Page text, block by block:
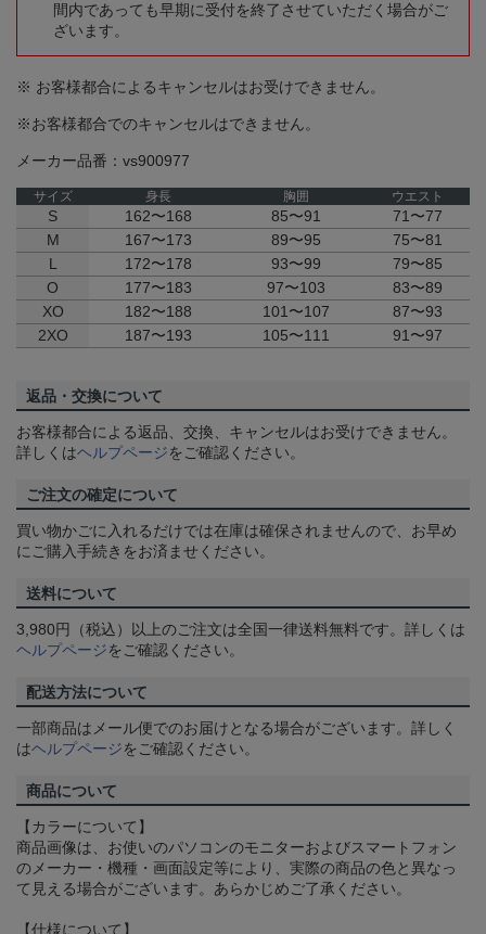
間内であっても早期に受付を終了させていただく場合がご
ざいます。
※ お客様都合によるキャンセルはお受けできません。
※お客様都合でのキャンセルはできません。
メーカー品番：vs900977
サイズ 身長 胸囲 ウエスト
S 162〜168 85〜91
71〜77
M
167〜173 89〜95
75〜81
L
172〜178 93〜99
79〜85
O
177〜183 97〜103
83〜89
XO
182〜188 101〜107
87〜93
2XO
187〜193 105〜111 91〜97
返品・交換について
お客様都合による返品、交換、キャンセルはお受けできません。
詳しくはヘルプページをご確認ください。
ご注文の確定について
買い物かごに入れるだけでは在庫は確保されませんので、お早め
にご購入手続きをお済ませください。
送料について
3,980円（税込）以上のご注文は全国一律送料無料です。詳しくは
ヘルプページをご確認ください。
配送方法について
一部商品はメール便でのお届けとなる場合がございます。詳しく
はヘルプページをご確認ください。
商品について
【カラーについて】
商品画像は、お使いのパソコンのモニターおよびスマートフォン
のメーカー・機種・画面設定等により、実際の商品の色と異なっ
て見える場合がございます。あらかじめご了承ください。
【仕様について】